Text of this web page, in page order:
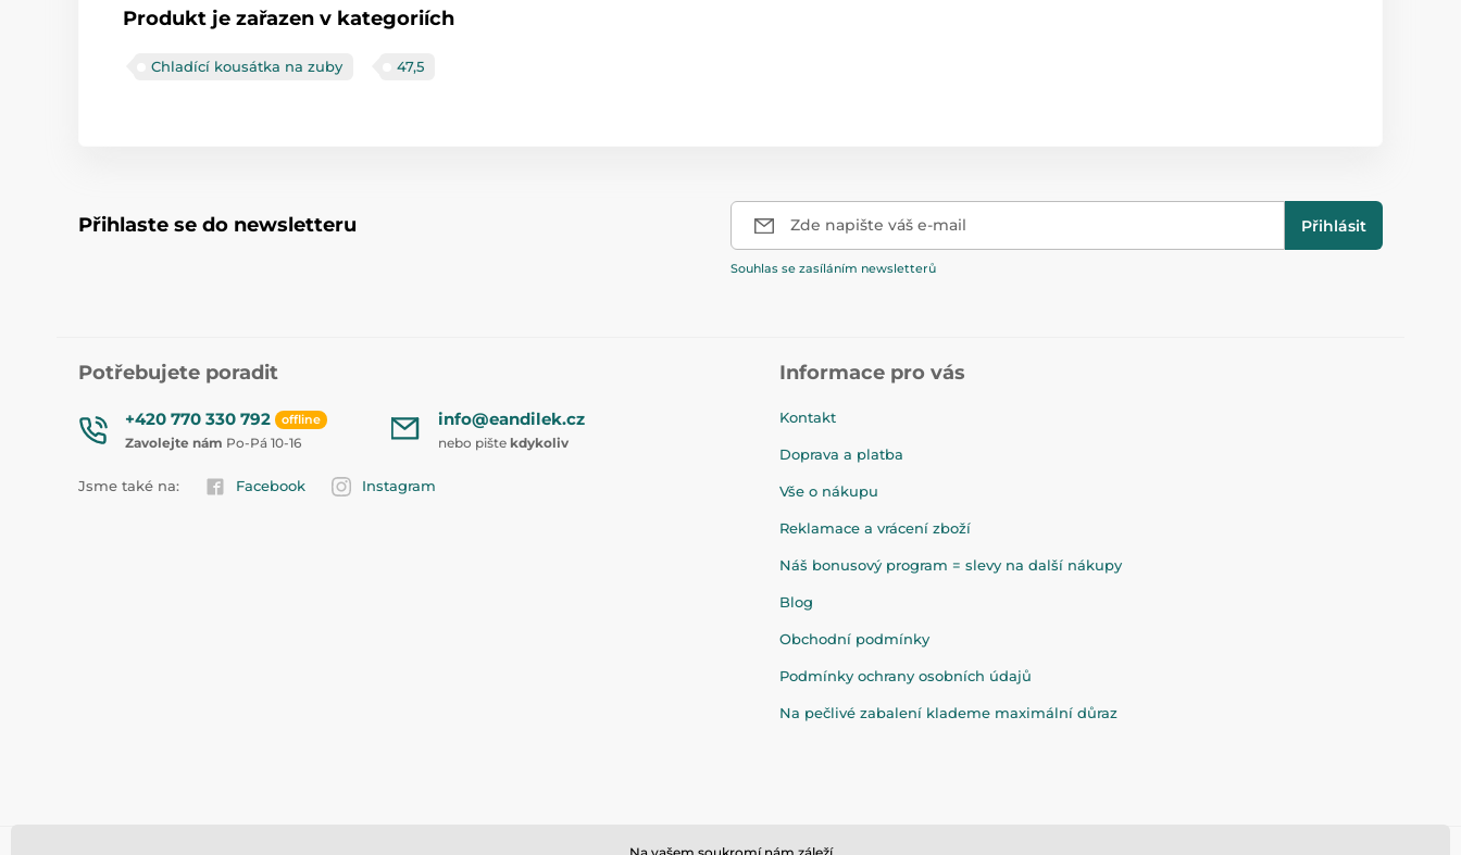
Produkt je zařazen v kategoriích
Chladící kousátka na zuby 47,5
Přihlaste se do newsletteru Zde napište váš e-mail Přihlásit
Souhlas se zasíláním newsletterů
Potřebujete poradit
+420 770 330 792 offline
Zavolejte nám Po-Pá 10-16
info@eandilek.cz
nebo pište kdykoliv
Jsme také na: Facebook Instagram
Informace pro vás
Kontakt
Doprava a platba
Vše o nákupu
Reklamace a vrácení zboží
Náš bonusový program = slevy na další nákupy
Blog
Obchodní podmínky
Podmínky ochrany osobních údajů
Na pečlivé zabalení klademe maximální důraz